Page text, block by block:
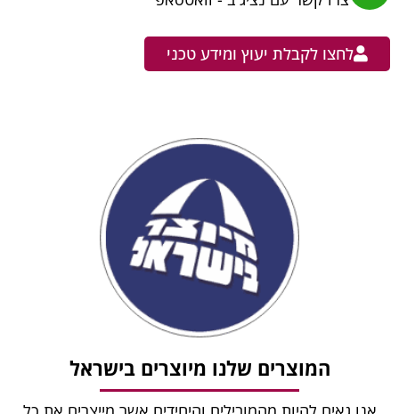
לחצו לקבלת יעוץ ומידע טכני
המוצרים שלנו מיוצרים בישראל